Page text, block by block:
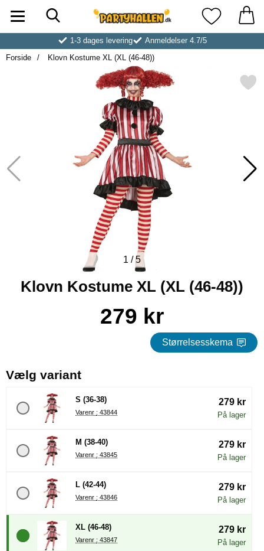
Startside for Partyhallen AB Mine
1-3 dages levering
Anmeldelser 4.7/5
Forside
Klovn Kostume XL (XL (46-48))
Markér klovn Kostume XL
1 /5
Klovn Kostume XL (XL (46-48))
Køb dette produkt Klovn Kostume XL
pris
279 kr
Størrelsesskema
Vælg variant, (Valg af en ny radioknap vil
S (36-38)
Varenr : 43844
279 kr
På lager
M (38-40)
Varenr : 43845
279 kr
På lager
L (42-44)
Varenr : 43846
279 kr
På lager
XL (46-48)
Varenr : 43847
279 kr
På lager